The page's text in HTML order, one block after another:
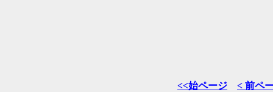
<<始ページ
< 前ペ